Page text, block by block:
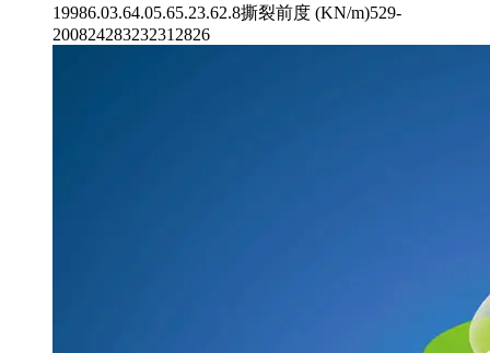
19986.03.64.05.65.23.62.8撕裂前度 (KN/m)529-
200824283232312826